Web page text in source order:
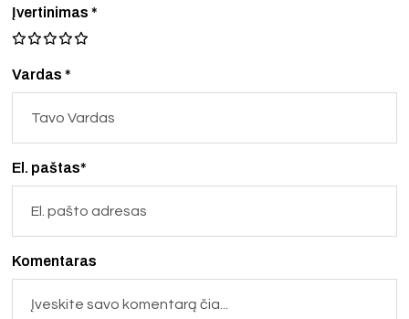
Vardas *
El. paštas*
Įvertinimas*
Komentaras